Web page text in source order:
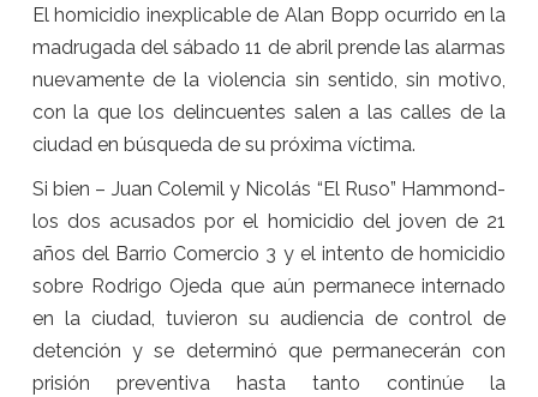
El homicidio inexplicable de Alan Bopp ocurrido en la
madrugada del sábado 11 de abril prende las alarmas
nuevamente de la violencia sin sentido, sin motivo,
con la que los delincuentes salen a las calles de la
ciudad en búsqueda de su próxima víctima.
Si bien – Juan Colemil y Nicolás “El Ruso” Hammond-
los dos acusados por el homicidio del joven de 21
años del Barrio Comercio 3 y el intento de homicidio
sobre Rodrigo Ojeda que aún permanece internado
en la ciudad, tuvieron su audiencia de control de
detención y se determinó que permanecerán con
prisión preventiva hasta tanto continúe la